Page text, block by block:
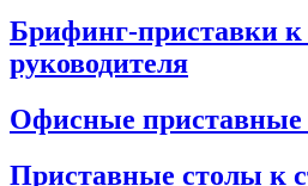
Брифинг-приставки к
руководителя
Офисные приставные
Приставные столы к